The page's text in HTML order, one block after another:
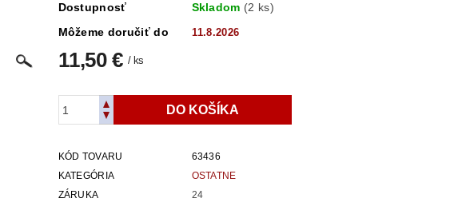
Dostupnosť Skladom (2 ks)
Môžeme doručiť do
11.8.2026
11,50 € / ks
KÓD TOVARU
63436
KATEGÓRIA
OSTATNE
ZÁRUKA
24